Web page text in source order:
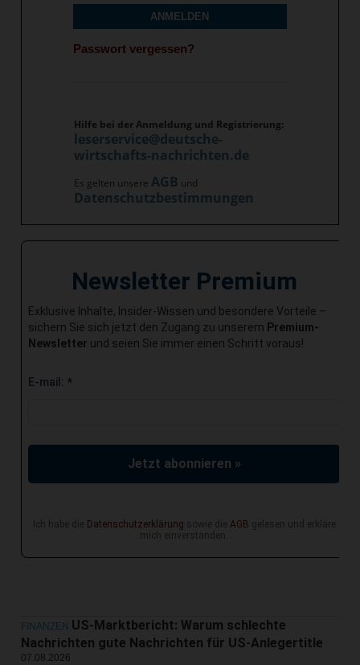
ANMELDEN
Passwort vergessen?
Hilfe bei der Anmeldung und Registrierung:
leserservice@deutsche-
wirtschafts-nachrichten.de
Es gelten unsere AGB und
Datenschutzbestimmungen
Newsletter Premium
Exklusive Inhalte, Insider-Wissen und besondere Vorteile –
sichern Sie sich jetzt den Zugang zu unserem Premium-
Newsletter und seien Sie immer einen Schritt voraus!
E-mail: *
Jetzt abonnieren »
Ich habe die Datenschutzerklärung sowie die AGB gelesen und erkläre
mich einverstanden.
FINANZEN US-Marktbericht: Warum schlechte
Nachrichten gute Nachrichten für US-Anlegertitle
07.08.2026